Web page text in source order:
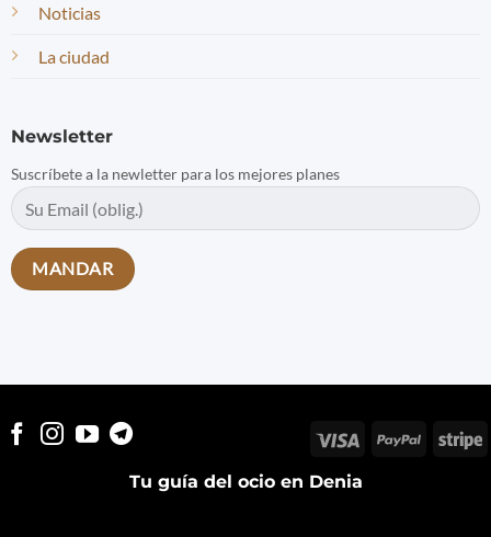
Noticias
La ciudad
Newsletter
Suscríbete a la newletter para los mejores planes
Tu guía del ocio en Denia
Visa PayPal